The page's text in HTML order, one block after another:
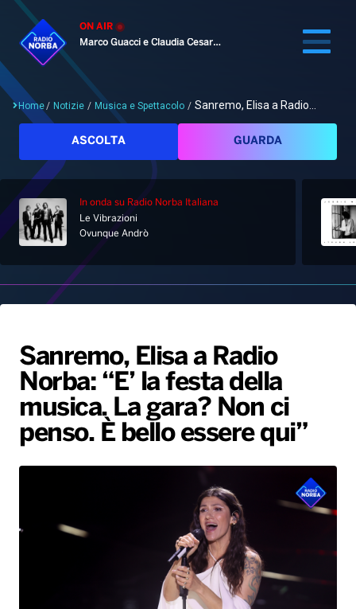
ON AIR
Marco Guacci e Claudia Cesaroni
Cerca
Home
Palinsesto
Hit Dance
Giochi&Concorsi
PALATOUR
Notizie
Locali
Musica e Spettacolo
Sport
Playlist
Generale
Novità
Notiziario
Interviste
Speciale Astrabilia 2026
Gallery
Radio Norba News TV
Voce al Bari
Home/ Notizie / Musica e Spettacolo / Sanremo, Elisa a Radio...
ASCOLTA GUARDA
In onda su Radio Norba Italiana
Le Vibrazioni
Ovunque Andrò
Sanremo, Elisa a Radio
Norba: “E’ la festa della
musica. La gara? Non ci
penso. È bello essere qui”